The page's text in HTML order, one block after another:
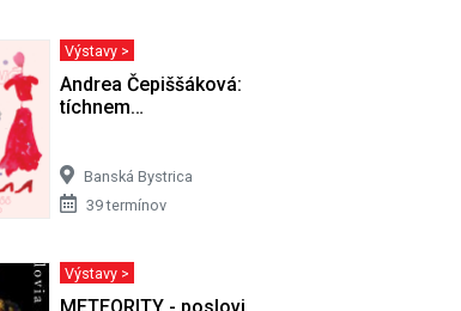
Výstavy >
Andrea Čepiššáková: Horím, potom
tíchnem…
Banská Bystrica
39 termínov
Výstavy >